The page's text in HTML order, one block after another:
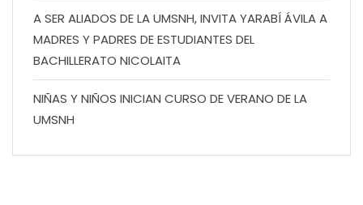
A SER ALIADOS DE LA UMSNH, INVITA YARABÍ ÁVILA A
MADRES Y PADRES DE ESTUDIANTES DEL
BACHILLERATO NICOLAITA
NIÑAS Y NIÑOS INICIAN CURSO DE VERANO DE LA
UMSNH